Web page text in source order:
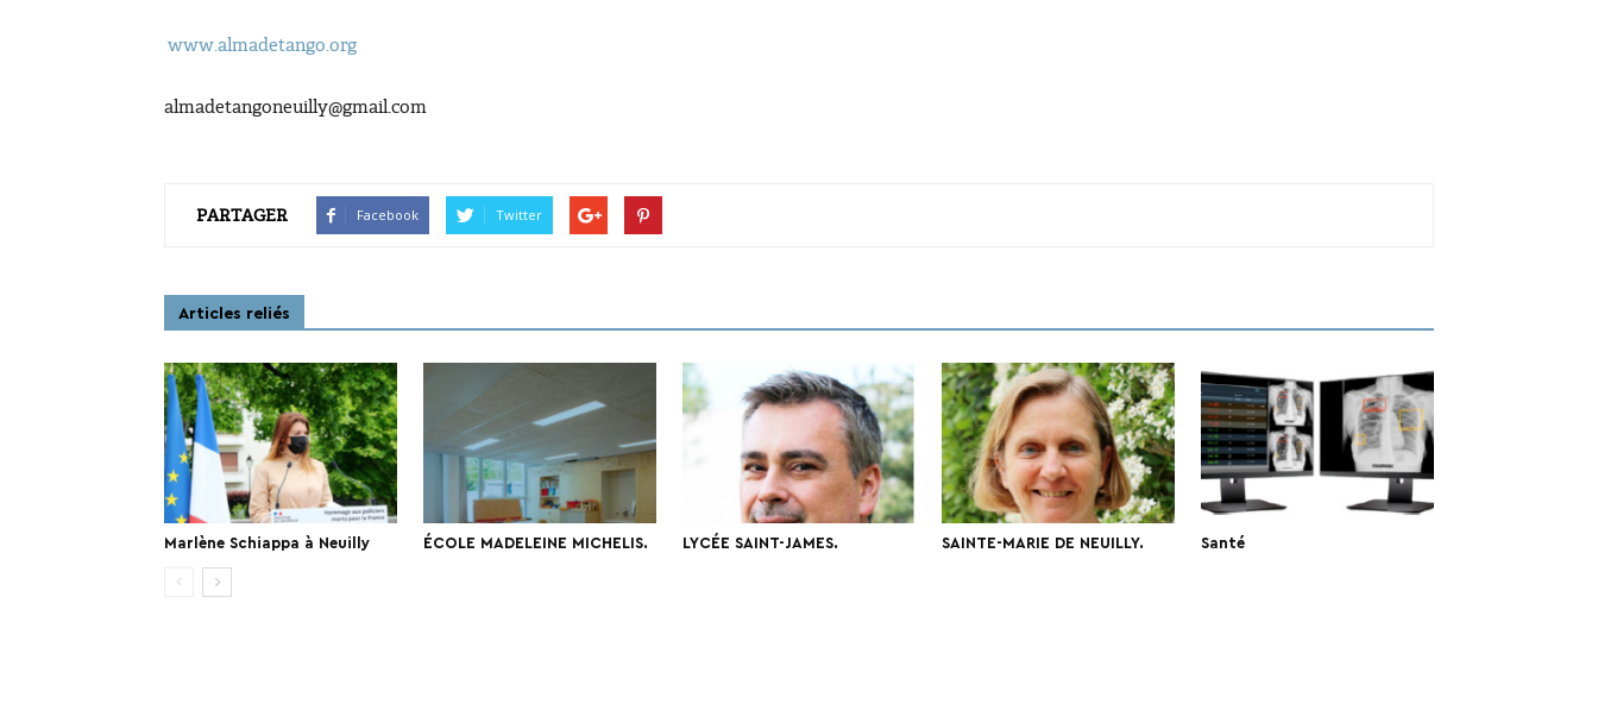
www.almadetango.org
almadetangoneuilly@gmail.com
PARTAGER Facebook Twitter
Articles reliés
Marlène Schiappa à Neuilly ÉCOLE MADELEINE MICHELIS. LYCÉE SAINT-JAMES. SAINTE-MARIE DE NEUILLY. Santé